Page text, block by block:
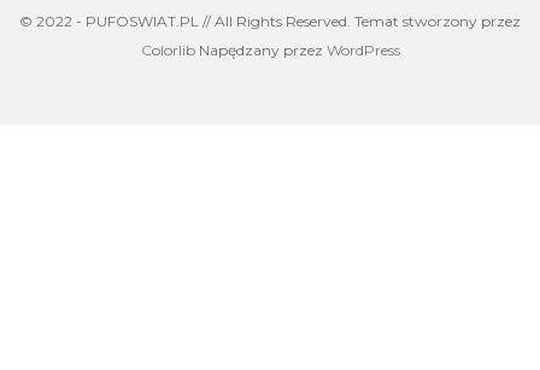
© 2022 - PUFOSWIAT.PL // All Rights Reserved. Temat stworzony przez
ColorlibNapędzany przez WordPress